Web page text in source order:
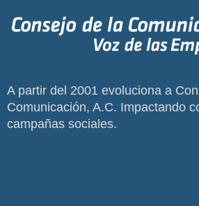
A partir del 2001 evoluciona a
Comunicación, A.C. Impactando
campañas sociales.